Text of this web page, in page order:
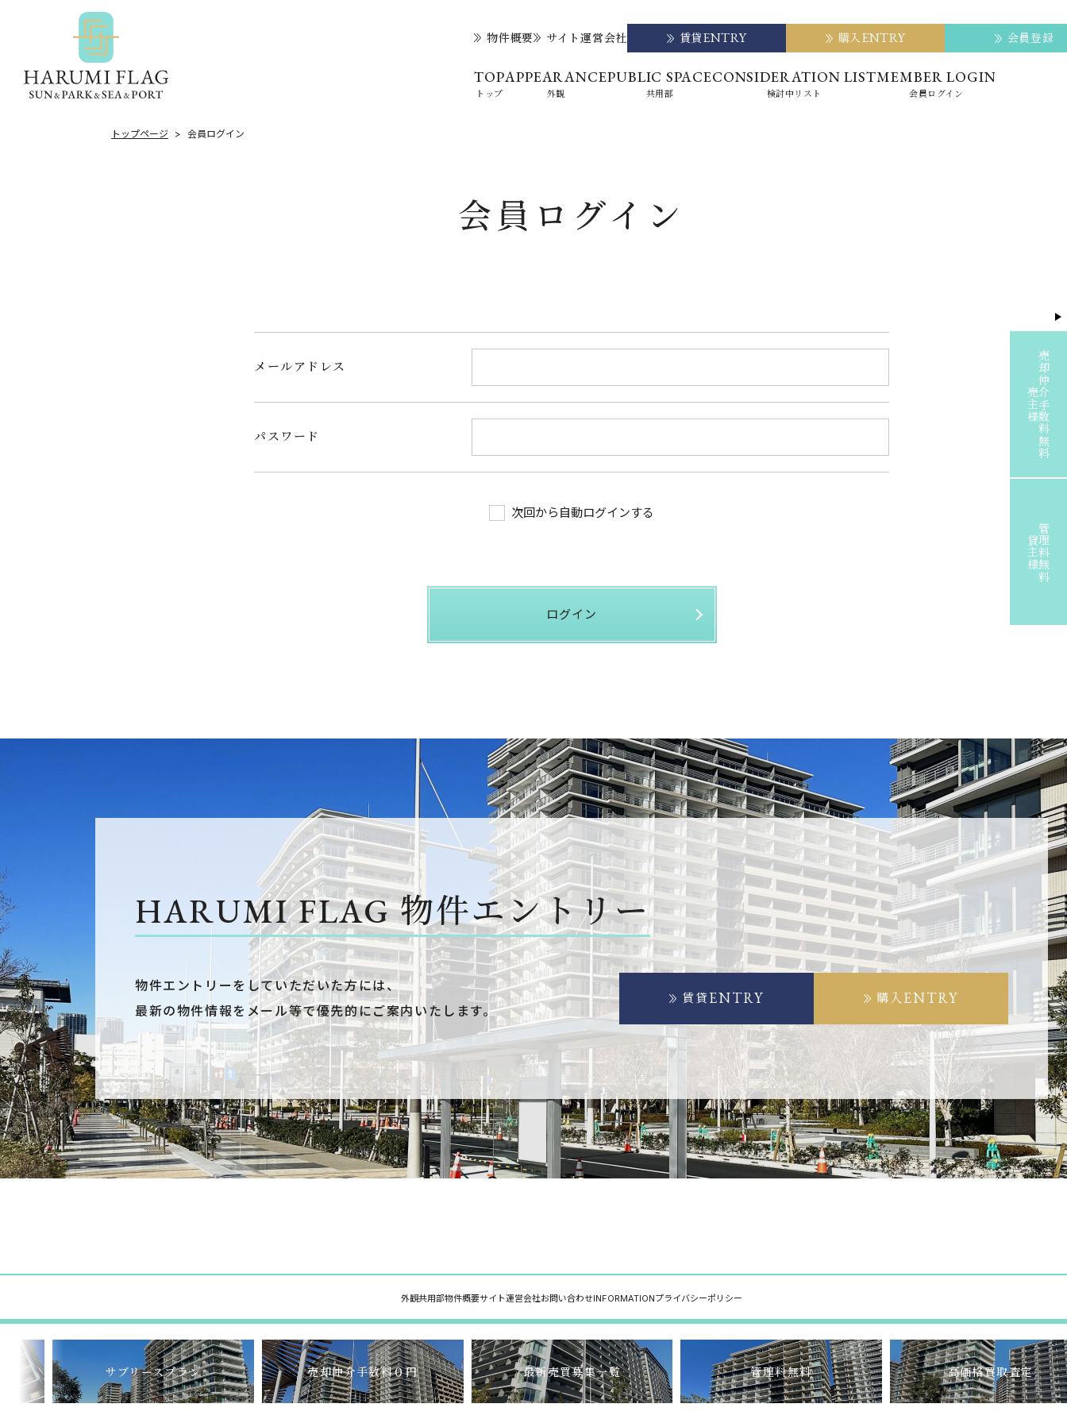
物件概要 サイト運営会社 賃貸ENTRY 購入ENTRY 会員登録
TOP
トップ
APPEARANCE
外観
PUBLIC SPACE
共用部
CONSIDERATION LIST
検討中リスト
MEMBER LOGIN
会員ログイン
トップページ 会員ログイン
会員ログイン
メールアドレス
パスワード
次回から自動ログインする
ログイン
HARUMI FLAG物件エントリー
物件エントリーをしていただいた方には、
最新の物件情報をメール等で優先的にご案内いたします。
賃貸 ENTRY 購入 ENTRY
外観共用部物件概要サイト運営会社お問い合わせINFORMATIONプライバシーポリシー
サブリースプラン 売却仲介手数料０円 最新売買募集一覧 管理料無料 高価格買取査定
売主様売却仲介手数料無料
貸主様管理料無料